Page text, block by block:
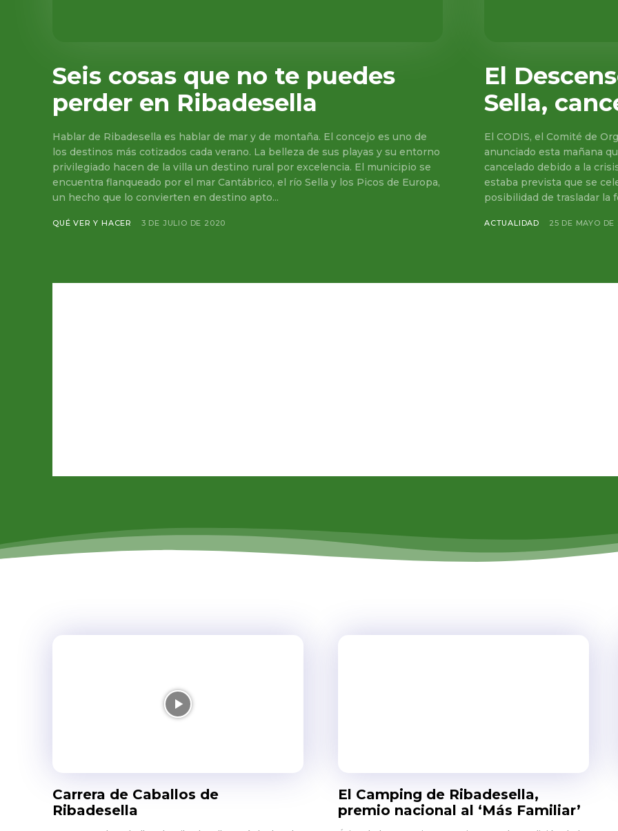
Seis cosas que no te puedes
perder en Ribadesella
Hablar de Ribadesella es hablar de mar y de montaña. El concejo es uno de
los destinos más cotizados cada verano. La belleza de sus playas y su entorno
privilegiado hacen de la villa un destino rural por excelencia. El municipio se
encuentra flanqueado por el mar Cantábrico, el río Sella y los Picos de Europa,
un hecho que lo convierten en destino apto...
QUÉ VER Y HACER 3 DE JULIO DE 2020
El
Sella,
El CODIS, el Comité de
anunciado esta mañana
cancelado debido a la
estaba prevista que se
posibilidad de trasladar la
ACTUALIDAD 25 DE MAYO
Carrera de Caballos de
Ribadesella
El Camping de Ribadesella,
premio nacional al ‘Más Familiar’